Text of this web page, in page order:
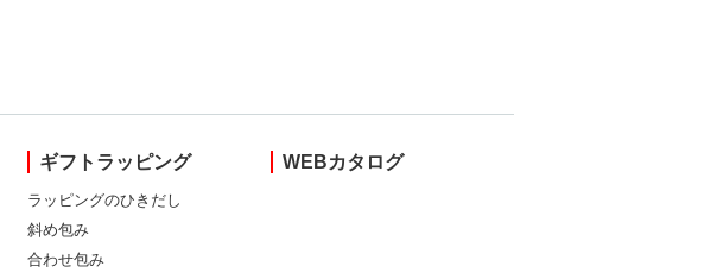
ギフトラッピング
ラッピングのひきだし
斜め包み
合わせ包み
WEBカタログ